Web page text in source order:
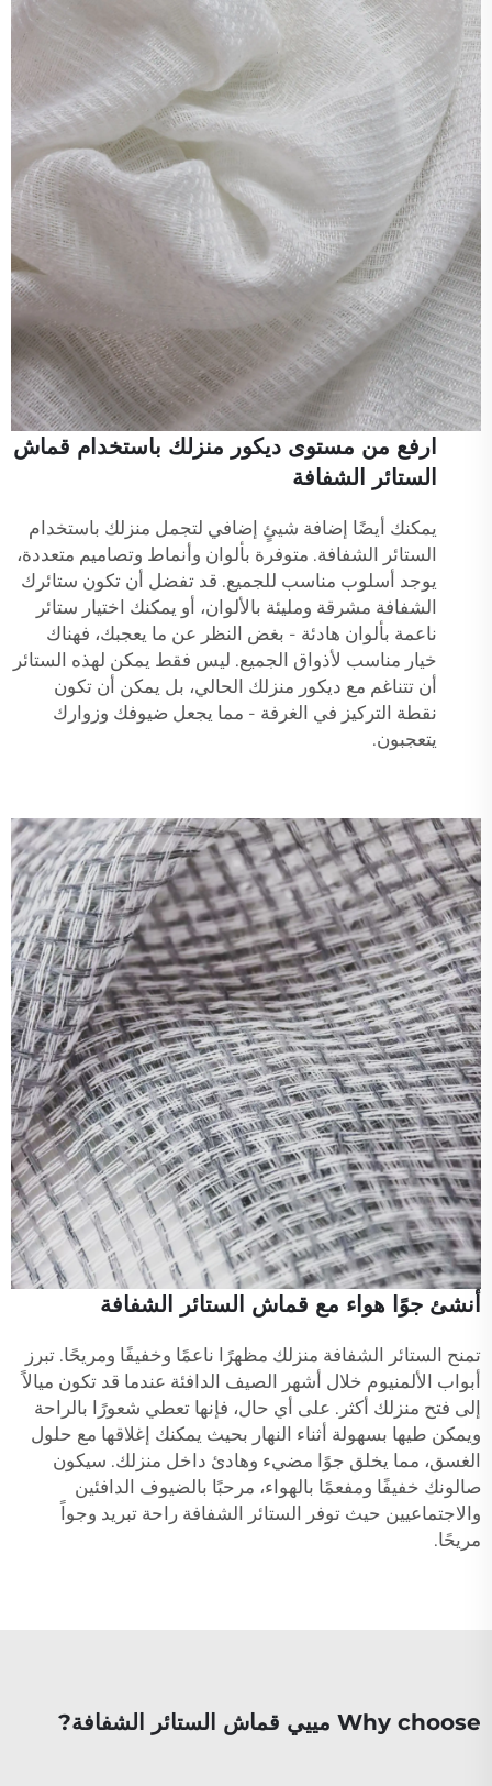
ارفع من مستوى ديكور منزلك باستخدام قماش
الستائر الشفافة
يمكنك أيضًا إضافة شيئٍ إضافي لتجمل منزلك باستخدام
الستائر الشفافة. متوفرة بألوان وأنماط وتصاميم متعددة،
يوجد أسلوب مناسب للجميع. قد تفضل أن تكون ستائرك
الشفافة مشرقة ومليئة بالألوان، أو يمكنك اختيار ستائر
ناعمة بألوان هادئة - بغض النظر عن ما يعجبك، فهناك
خيار مناسب لأذواق الجميع. ليس فقط يمكن لهذه الستائر
أن تتناغم مع ديكور منزلك الحالي، بل يمكن أن تكون
نقطة التركيز في الغرفة - مما يجعل ضيوفك وزوارك
يتعجبون.
أنشئ جوًا هواء مع قماش الستائر الشفافة
تمنح الستائر الشفافة منزلك مظهرًا ناعمًا وخفيفًا ومريحًا. تبرز
أبواب الألمنيوم خلال أشهر الصيف الدافئة عندما قد تكون ميالاً
إلى فتح منزلك أكثر. على أي حال، فإنها تعطي شعورًا بالراحة
ويمكن طيها بسهولة أثناء النهار بحيث يمكنك إغلاقها مع حلول
الغسق، مما يخلق جوًا مضيء وهادئ داخل منزلك. سيكون
صالونك خفيفًا ومفعمًا بالهواء، مرحبًا بالضيوف الدافئين
والاجتماعيين حيث توفر الستائر الشفافة راحة تبريد وجواً
مريحًا.
Why choose مييي قماش الستائر الشفافة?